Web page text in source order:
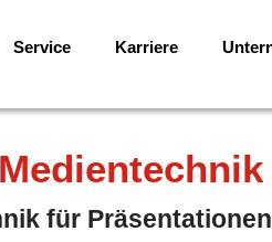
Service Karriere
Medientechnik
für